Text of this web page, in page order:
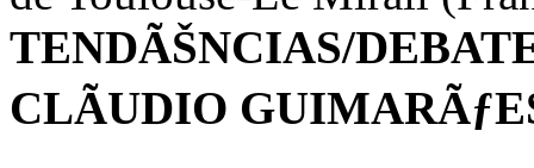
TENDÃŠNCIAS/
CLÃUDIO